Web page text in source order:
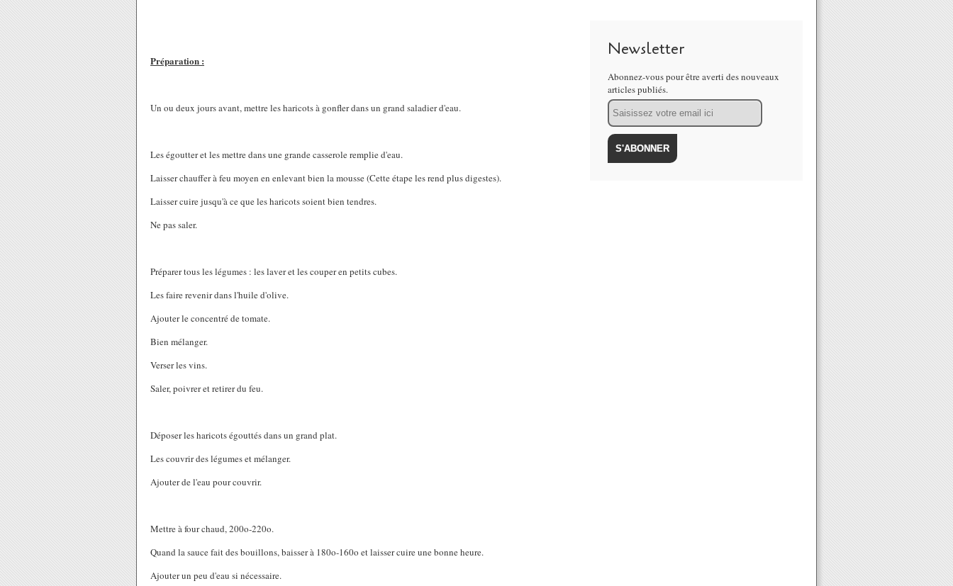
Préparation :
Un ou deux jours avant, mettre les haricots à gonfler dans un grand saladier d'eau.
Les égoutter et les mettre dans une grande casserole remplie d'eau.
Laisser chauffer à feu moyen en enlevant bien la mousse (Cette étape les rend plus digestes).
Laisser cuire jusqu'à ce que les haricots soient bien tendres.
Ne pas saler.
Préparer tous les légumes : les laver et les couper en petits cubes.
Les faire revenir dans l'huile d'olive.
Ajouter le concentré de tomate.
Bien mélanger.
Verser les vins.
Saler, poivrer et retirer du feu.
Déposer les haricots égouttés dans un grand plat.
Les couvrir des légumes et mélanger.
Ajouter de l'eau pour couvrir.
Mettre à four chaud, 200o-220o.
Quand la sauce fait des bouillons, baisser à 180o-160o et laisser cuire une bonne heure.
Ajouter un peu d'eau si nécessaire.
Newsletter
Abonnez-vous pour être averti des nouveaux
articles publiés.
Email